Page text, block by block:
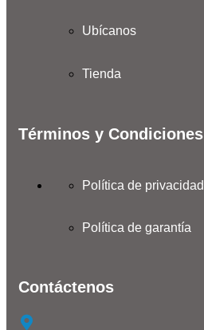
Ubícanos
Tienda
Términos y Condiciones
Política de privacidad
Política de garantía
Contáctenos